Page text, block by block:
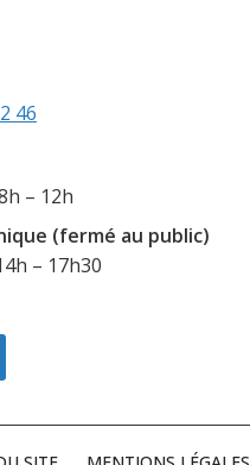
46
– 12h
(fermé au public)
– 17h30